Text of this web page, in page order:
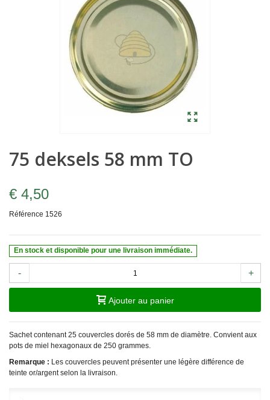
75 deksels 58 mm TO
€ 4,50
Référence 1526
En stock et disponible pour une livraison immédiate.
- +
Ajouter au panier
Sachet contenant 25 couvercles dorés de 58 mm de diamètre. Convient aux
pots de miel hexagonaux de 250 grammes.
Remarque : Les couvercles peuvent présenter une légère différence de
teinte or/argent selon la livraison.